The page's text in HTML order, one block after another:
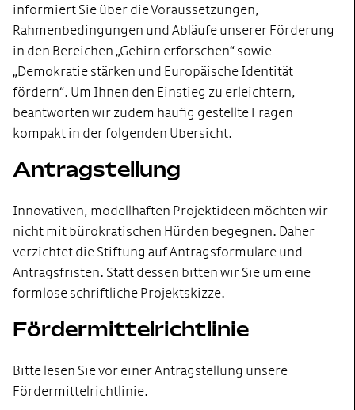
informiert Sie über die Voraussetzungen,
Rahmenbedingungen und Abläufe unserer Förderung
in den Bereichen „Gehirn erforschen“ sowie
„Demokratie stärken und Europäische Identität
fördern“. Um Ihnen den Einstieg zu erleichtern,
beantworten wir zudem häufig gestellte Fragen
kompakt in der folgenden Übersicht.
Antragstellung
Innovativen, modellhaften Projektideen möchten wir
nicht mit bürokratischen Hürden begegnen. Daher
verzichtet die Stiftung auf Antragsformulare und
Antragsfristen. Statt dessen bitten wir Sie um eine
formlose schriftliche Projektskizze.
Fördermittelrichtlinie
Bitte lesen Sie vor einer Antragstellung unsere
Fördermittelrichtlinie.